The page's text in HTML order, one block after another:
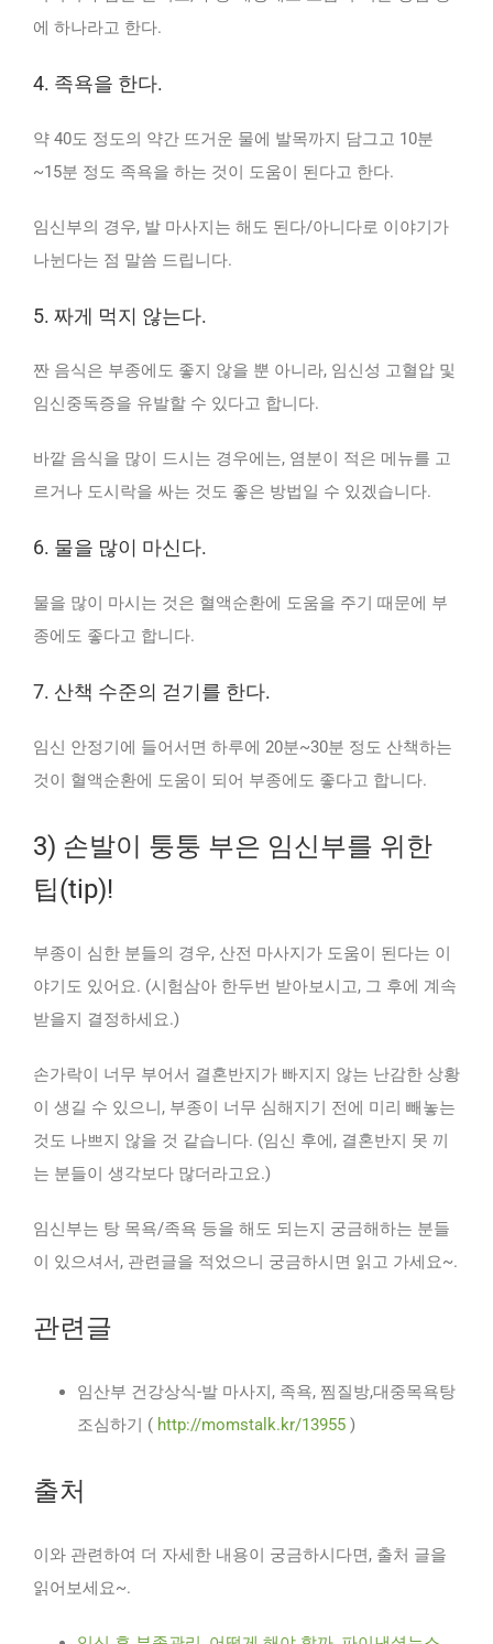
에 하나라고 한다.
4. 족욕을 한다.
약 40도 정도의 약간 뜨거운 물에 발목까지 담그고 10분
~15분 정도 족욕을 하는 것이 도움이 된다고 한다.
임신부의 경우, 발 마사지는 해도 된다/아니다로 이야기가
나뉜다는 점 말씀 드립니다.
5. 짜게 먹지 않는다.
짠 음식은 부종에도 좋지 않을 뿐 아니라, 임신성 고혈압 및
임신중독증을 유발할 수 있다고 합니다.
바깥 음식을 많이 드시는 경우에는, 염분이 적은 메뉴를 고
르거나 도시락을 싸는 것도 좋은 방법일 수 있겠습니다.
6. 물을 많이 마신다.
물을 많이 마시는 것은 혈액순환에 도움을 주기 때문에 부
종에도 좋다고 합니다.
7. 산책 수준의 걷기를 한다.
임신 안정기에 들어서면 하루에 20분~30분 정도 산책하는
것이 혈액순환에 도움이 되어 부종에도 좋다고 합니다.
3) 손발이 퉁퉁 부은 임신부를 위한
팁(tip)!
부종이 심한 분들의 경우, 산전 마사지가 도움이 된다는 이
야기도 있어요. (시험삼아 한두번 받아보시고, 그 후에 계속
받을지 결정하세요.)
손가락이 너무 부어서 결혼반지가 빠지지 않는 난감한 상황
이 생길 수 있으니, 부종이 너무 심해지기 전에 미리 빼놓는
것도 나쁘지 않을 것 같습니다. (임신 후에, 결혼반지 못 끼
는 분들이 생각보다 많더라고요.)
임신부는 탕 목욕/족욕 등을 해도 되는지 궁금해하는 분들
이 있으셔서, 관련글을 적었으니 궁금하시면 읽고 가세요~.
관련글
임산부 건강상식-발 마사지, 족욕, 찜질방,대중목욕탕
조심하기 ( http://momstalk.kr/13955 )
출처
이와 관련하여 더 자세한 내용이 궁금하시다면, 출처 글을
읽어보세요~.